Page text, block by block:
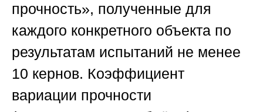
прочность», полученные для
каждого конкретного объекта по
результатам испытаний не менее
10 кернов. Коэффициент
вариации прочности